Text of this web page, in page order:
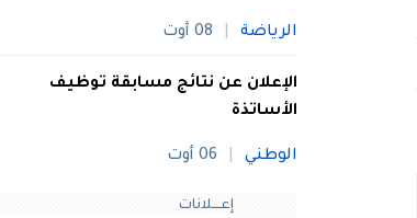
الرياضة 08 أوت
الإعلان عن نتائج مسابقة توظيف
الأساتذة
الوطني 06 أوت
إعــــلانات